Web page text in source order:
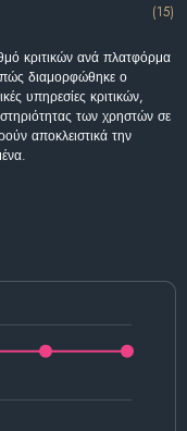
(15)
κριτικών ανά πλατφόρμα
πώς διαμορφώθηκε ο
υπηρεσίες κριτικών,
των χρηστών σε
αποκλειστικά την